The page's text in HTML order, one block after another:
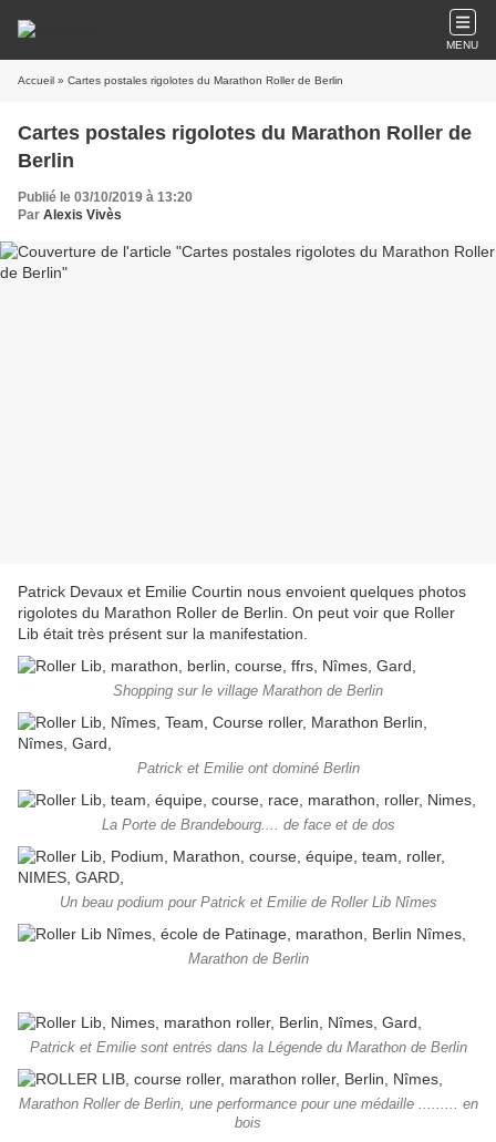
MENU
Accueil » Cartes postales rigolotes du Marathon Roller de Berlin
Cartes postales rigolotes du Marathon Roller de
Berlin
Publié le 03/10/2019 à 13:20
Par Alexis Vivès
Patrick Devaux et Emilie Courtin nous envoient quelques photos
rigolotes du Marathon Roller de Berlin. On peut voir que Roller
Lib était très présent sur la manifestation.
Shopping sur le village Marathon de Berlin
Patrick et Emilie ont dominé Berlin
La Porte de Brandebourg.... de face et de dos
Un beau podium pour Patrick et Emilie de Roller Lib Nîmes
Marathon de Berlin
Patrick et Emilie sont entrés dans la Légende du Marathon de Berlin
Marathon Roller de Berlin, une performance pour une médaille ......... en
bois